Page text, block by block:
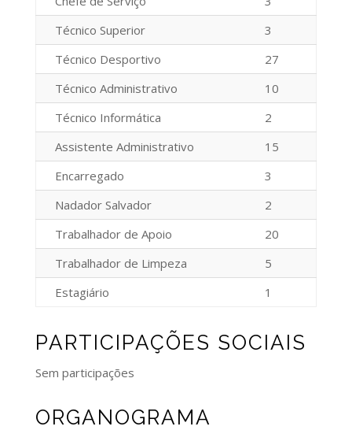
Técnico Superior
3
Técnico Desportivo
27
Técnico Administrativo
10
Técnico Informática
2
Assistente Administrativo
15
Encarregado
3
Nadador Salvador
2
Trabalhador de Apoio
20
Trabalhador de Limpeza
5
Estagiário
1
PARTICIPAÇÕES SOCIAIS
Sem participações
ORGANOGRAMA